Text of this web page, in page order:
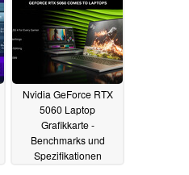
Nvidia GeForce RTX
5060 Laptop
Grafikkarte -
Benchmarks und
Spezifikationen